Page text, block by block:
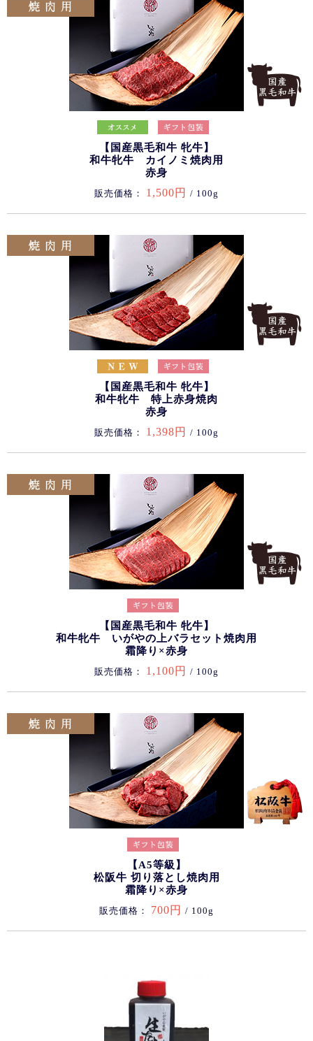
【国産黒毛和牛 牝牛】
和牛牝牛 カイノミ焼肉用
赤身
販売価格： 1,500円 / 100g
【国産黒毛和牛 牝牛】
和牛牝牛 特上赤身焼肉
赤身
販売価格： 1,398円 / 100g
【国産黒毛和牛 牝牛】
和牛牝牛 いがやの上バラセット焼肉用
霜降り×赤身
販売価格： 1,100円 / 100g
【A5等級】
松阪牛 切り落とし焼肉用
霜降り×赤身
販売価格： 700円 / 100g